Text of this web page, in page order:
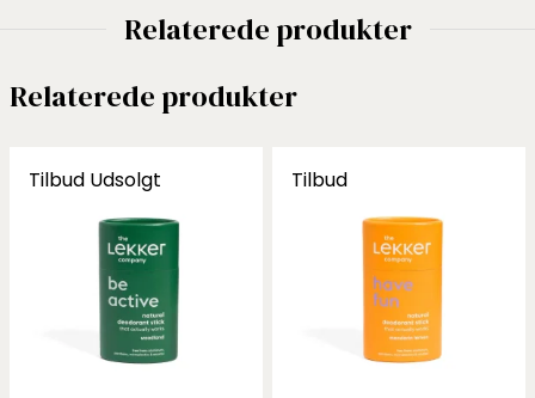
Relaterede produkter
Relaterede produkter
Tilbud Udsolgt Tilbud